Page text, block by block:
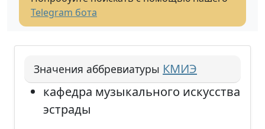
Telegram бота
Значения аббревиатуры КМИЭ
кафедра музыкального искусства
эстрады